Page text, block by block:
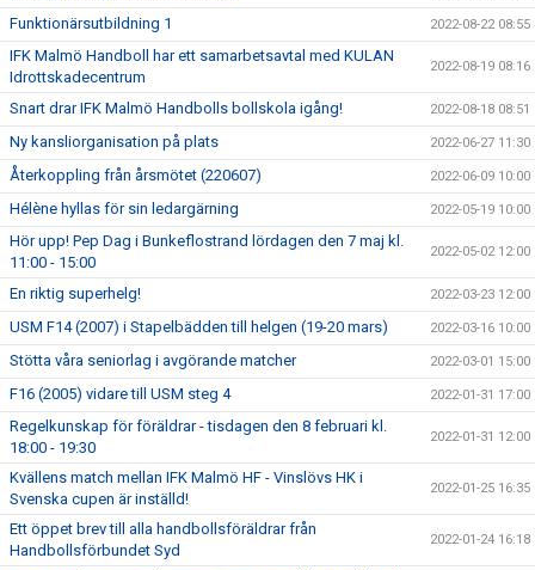
Funktionärsutbildning 1 2022-08-22 08:55
IFK Malmö Handboll har ett samarbetsavtal med KULAN
Idrottskadecentrum
2022-08-19 08:16
Snart drar IFK Malmö Handbolls bollskola igång! 2022-08-18 08:51
Ny kansliorganisation på plats 2022-06-27 11:30
Återkoppling från årsmötet (220607) 2022-06-09 10:00
Hélène hyllas för sin ledargärning 2022-05-19 10:00
Hör upp! Pep Dag i Bunkeflostrand lördagen den 7 maj kl.
11:00 - 15:00
2022-05-02 12:00
En riktig superhelg! 2022-03-23 12:00
USM F14 (2007) i Stapelbädden till helgen (19-20 mars) 2022-03-16 10:00
Stötta våra seniorlag i avgörande matcher 2022-03-01 15:00
F16 (2005) vidare till USM steg 4 2022-01-31 17:00
Regelkunskap för föräldrar - tisdagen den 8 februari kl.
18:00 - 19:30
2022-01-31 12:00
Kvällens match mellan IFK Malmö HF - Vinslövs HK i
Svenska cupen är inställd!
2022-01-25 16:35
Ett öppet brev till alla handbollsföräldrar från
Handbollsförbundet Syd
2022-01-24 16:18